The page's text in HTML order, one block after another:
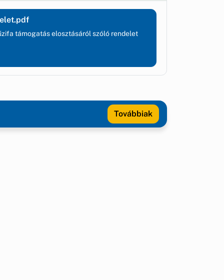
támogatás elosztásáról szóló rendelet
Továbbiak